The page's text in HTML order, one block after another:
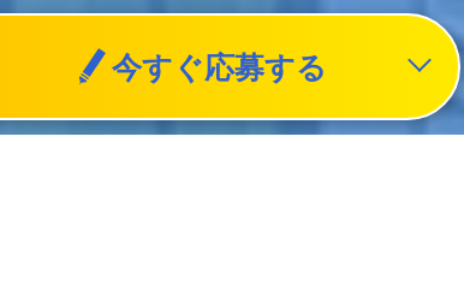
今すぐ応募する